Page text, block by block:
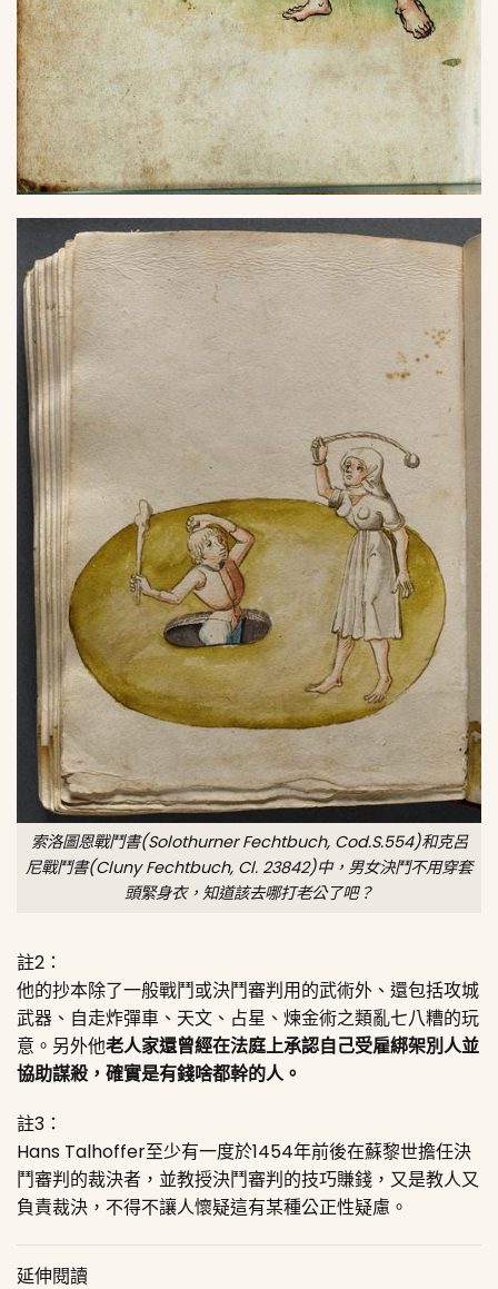
索洛圖恩戰鬥書(Solothurner Fechtbuch, Cod.S.554)和克呂
尼戰鬥書(Cluny Fechtbuch, Cl. 23842)中，男女決鬥不用穿套
頭緊身衣，知道該去哪打老公了吧？
註2：
他的抄本除了一般戰鬥或決鬥審判用的武術外、還包括攻城
武器、自走炸彈車、天文、占星、煉金術之類亂七八糟的玩
意。另外他老人家還曾經在法庭上承認自己受雇綁架別人並
協助謀殺，確實是有錢啥都幹的人。
註3：
Hans Talhoffer至少有一度於1454年前後在蘇黎世擔任決
鬥審判的裁決者，並教授決鬥審判的技巧賺錢，又是教人又
負責裁決，不得不讓人懷疑這有某種公正性疑慮。
延伸閱讀